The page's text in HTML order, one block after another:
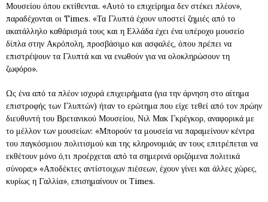
Μουσείου όπου εκτίθενται. «Αυτό το επιχείρημα δεν στέκει πλέον»,
παραδέχονται οι Times. «Τα Γλυπτά έχουν υποστεί ζημιές από το
ακατάλληλο καθάρισμά τους και η Ελλάδα έχει ένα υπέροχο μουσείο
δίπλα στην Ακρόπολη, προσβάσιμο και ασφαλές, όπου πρέπει να
επιστρέψουν τα Γλυπτά και να ενωθούν για να ολοκληρώσουν τη
ζωφόρο».
Ως ένα από τα πλέον ισχυρά επιχειρήματα (για την άρνηση στο αίτημα
επιστροφής των Γλυπτών) ήταν το ερώτημα που είχε τεθεί από τον πρώην
διευθυντή του Βρετανικού Μουσείου, Νιλ Μακ Γκρέγκορ, αναφορικά με
το μέλλον των μουσείων: «Μπορούν τα μουσεία να παραμείνουν κέντρα
του παγκόσμιου πολιτισμού και της κληρονομιάς αν τους επιτρέπεται να
εκθέτουν μόνο ό,τι προέρχεται από τα σημερινά οριζόμενα πολιτικά
σύνορα;» «Αποδέκτες αντίστοιχων πιέσεων, έχουν γίνει και άλλες χώρες,
κυρίως η Γαλλία», επισημαίνουν οι Τimes.